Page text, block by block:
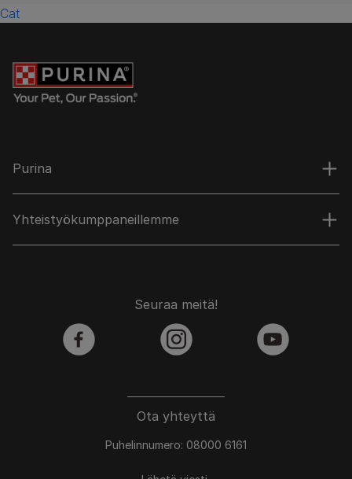
Cat
Purina
Yhteistyökumppaneillemme
Ota yhteyttä
Puhelinnumero: 08000 6161
Seuraa meitä!
facebook instagram youtube